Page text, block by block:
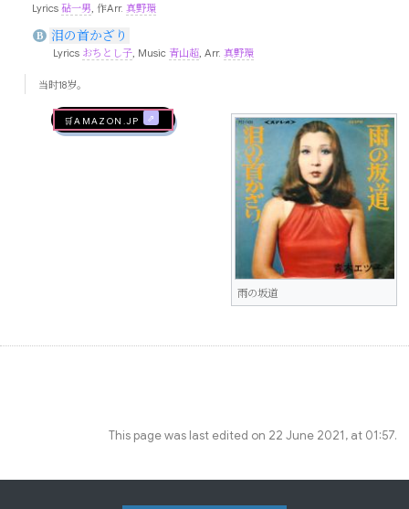
Lyrics砧一男 , 作Arr.真野環
B 泪の首かざり
Lyrics おちとし子, Music 青山超, Arr. 真野環
当时18岁。
雨の坂道
🛒AMAZON.jp
This page was last edited on 22 June 2021, at 01:57.